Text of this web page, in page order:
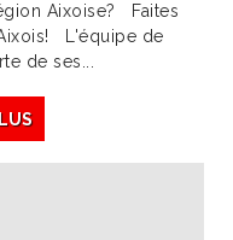
Aixoise? Faites
L'équipe de
de ses...